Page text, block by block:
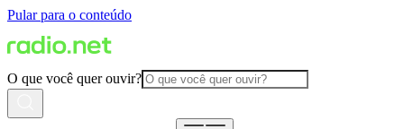
Pular para o conteúdo
O que você quer ouvir?